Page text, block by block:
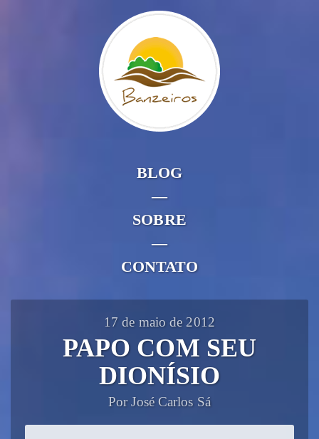
BLOG
—
SOBRE
—
CONTATO
17 de maio de 2012
PAPO COM SEU
DIONÍSIO
Por José Carlos Sá